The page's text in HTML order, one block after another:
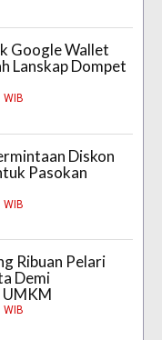
Google Wallet
Lanskap Dompet
Diskon
Pasokan
Ribuan Pelari
Demi
UMKM